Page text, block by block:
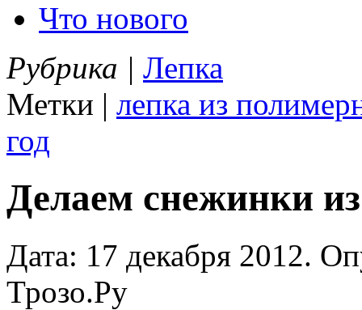
Что нового
Рубрика | Лепка
Метки | лепка из
год
Делаем снежинки
Дата: 17 декабря 2012.
Трозо.Ру